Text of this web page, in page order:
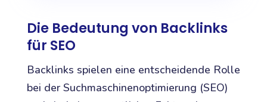
Die Bedeutung von Backlinks
für SEO
Backlinks spielen eine entscheidende Rolle
bei der Suchmaschinenoptimierung (SEO)